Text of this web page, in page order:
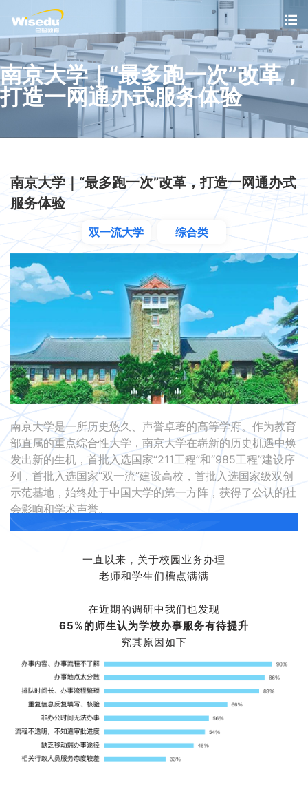
首页
产品服务
解决方案
市场动态
支持与服务
关于金智
联系我们
金智教育研究院
南京大学｜“最多跑一次”改革，
打造一网通办式服务体验
南京大学｜“最多跑一次”改革，打造一网通办式
服务体验
双一流大学 综合类
南京大学是一所历史悠久、声誉卓著的高等学府。作为教育
部直属的重点综合性大学，南京大学在崭新的历史机遇中焕
发出新的生机，首批入选国家“211工程”和“985工程”建设序
列，首批入选国家“双一流”建设高校，首批入选国家级双创
示范基地，始终处于中国大学的第一方阵，获得了公认的社
会影响和学术声誉。
一直以来，关于校园业务办理
老师和学生们槽点满满
在近期的调研中我们也发现
65%的师生认为学校办事服务有待提升
究其原因如下